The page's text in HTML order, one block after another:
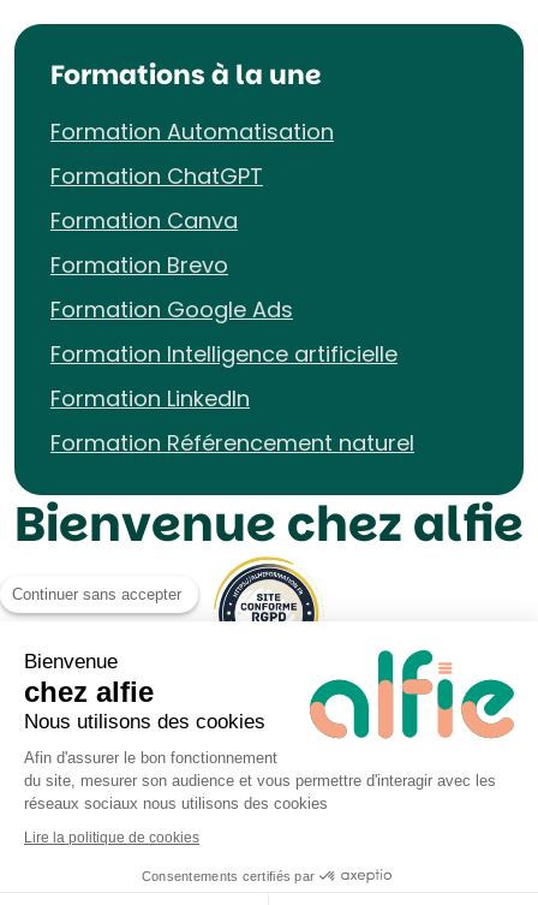
Formations à la une
Formation Automatisation
Formation ChatGPT
Formation Canva
Formation Brevo
Formation Google Ads
Formation Intelligence artificielle
Formation LinkedIn
Formation Référencement naturel
Bienvenue chez alfie
Mentions légales UP&KO
Politique de Cookies
Politique de données personnelles
Continuer sans accepter
Bienvenue
chez alfie
Nous utilisons des cookies
Afin d'assurer le bon fonctionnement
du site, mesurer son audience et vous permettre d'interagir avec les
réseaux sociaux nous utilisons des cookies
Lire la politique de cookies
Consentements certifiés par